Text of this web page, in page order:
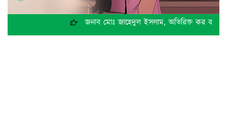
জনাব মোঃ জাহেদুল ইসলাম, অতিরিক্ত কর